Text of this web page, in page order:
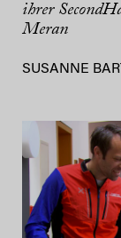
ihrer
Meran
SUSANNE